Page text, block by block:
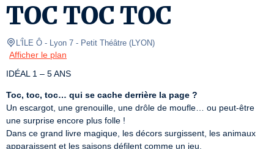
TOC TOC TOC
L'ÎLE Ô - Lyon 7 - Petit Théâtre (LYON)
Afficher le plan
IDÉAL 1 – 5 ANS
Toc, toc, toc… qui se cache derrière la page ?
Un escargot, une grenouille, une drôle de moufle… ou peut-être
une surprise encore plus folle !
Dans ce grand livre magique, les décors surgissent, les animaux